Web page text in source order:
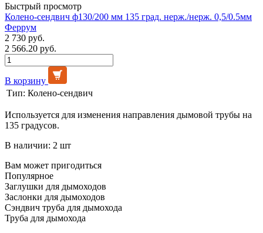
Быстрый просмотр
Колено-сендвич ф130/200 мм 135 град. нерж./нерж. 0,5/0.5мм
Феррум
2 730 руб.
2 566.20 руб.
В корзину
Тип: Колено-сендвич
Используется для изменения направления дымовой трубы на
135 градусов.
В наличии: 2 шт
Вам может пригодиться
Популярное
Заглушки для дымоходов
Заслонки для дымоходов
Сэндвич труба для дымохода
Труба для дымохода